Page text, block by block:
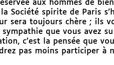
aux hommes de
Société spirite de Paris
sera toujours chère ; ils
que vous avez
c’est la pensée que
pas moins participer à